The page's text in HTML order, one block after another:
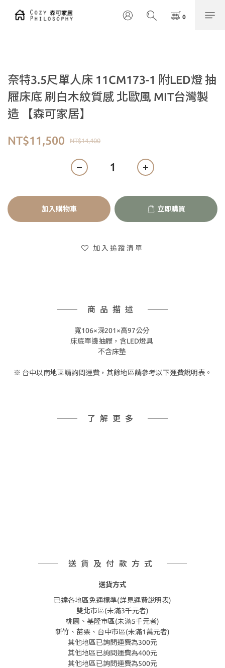
奈特3.5尺單人床 11CM173-1 附LED燈 抽
屜床底 刷白木紋質感 北歐風 MIT台灣製
造 【森可家居】
NT$14,400
NT$11,500
加入購物車 立即購買
加入追蹤清單
商品描述
寬106×深201×高97公分
床底單邊抽屜，含LED燈具
不含床墊
※ 台中以南地區請詢問運費，其餘地區請參考以下運費說明表。
了解更多
送貨及付款方式
送貨方式
已達各地區免運標準(詳見運費說明表)
雙北市區(未滿3千元者)
桃園、基隆市區(未滿5千元者)
新竹、苗栗、台中市區(未滿1萬元者)
其他地區已詢問運費為300元
其他地區已詢問運費為400元
其他地區已詢問運費為500元